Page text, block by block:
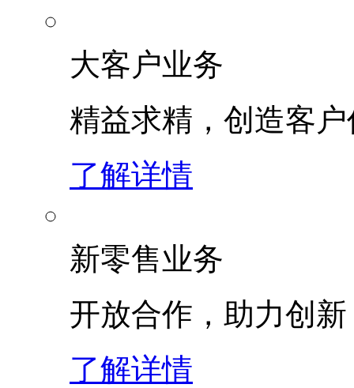
大客户业务
精益求精，创造客
了解详情
新零售业务
开放合作，助力创新
了解详情